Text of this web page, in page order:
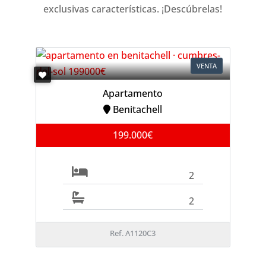
exclusivas características. ¡Descúbrelas!
VENTA
Apartamento
Benitachell
199.000€
2
2
Ref. A1120C3